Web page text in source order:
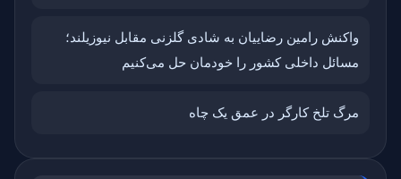
واکنش رامین رضاییان به شادی گلزنی مقابل نیوزیلند؛
مسائل داخلی کشور را خودمان حل می‌کنیم
مرگ تلخ کارگر در عمق یک چاه